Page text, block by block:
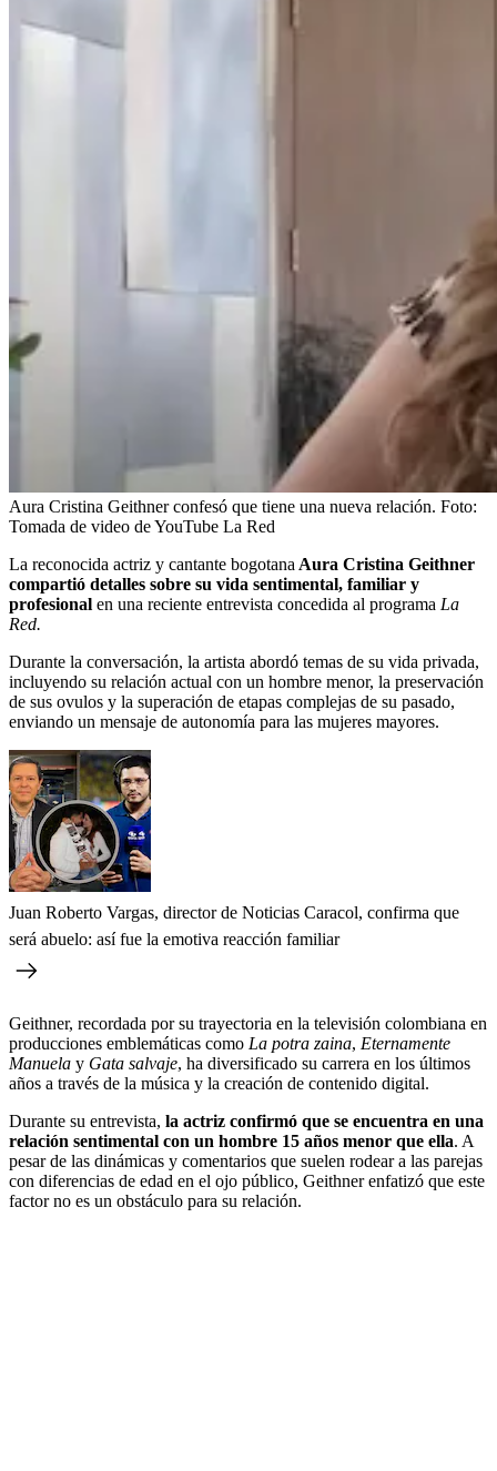
Aura Cristina Geithner confesó que tiene una nueva relación. Foto:
Tomada de video de YouTube La Red
La reconocida actriz y cantante bogotanaAura Cristina Geithner
compartió detalles sobre su vida sentimental, familiar y
profesional en una reciente entrevista concedida al programa La
Red.
Durante la conversación, la artista abordó temas de su vida privada,
incluyendo su relación actual con un hombre menor, la preservación
de sus ovulos y la superación de etapas complejas de su pasado,
enviando un mensaje de autonomía para las mujeres mayores.
Juan Roberto Vargas, director de Noticias Caracol, confirma que
será abuelo: así fue la emotiva reacción familiar
Geithner, recordada por su trayectoria en la televisión colombiana en
producciones emblemáticas como La potra zaina, Eternamente
Manuela y Gata salvaje, ha diversificado su carrera en los últimos
años a través de la música y la creación de contenido digital.
Durante su entrevista, la actriz confirmó que se encuentra en una
relación sentimental con un hombre 15 años menor que ella. A
pesar de las dinámicas y comentarios que suelen rodear a las parejas
con diferencias de edad en el ojo público, Geithner enfatizó que este
factor no es un obstáculo para su relación.